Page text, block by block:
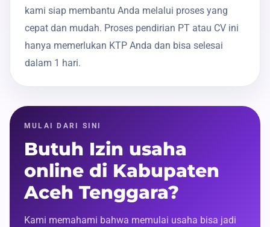
kami siap membantu Anda melalui proses yang
cepat dan mudah. Proses pendirian PT atau CV ini
hanya memerlukan KTP Anda dan bisa selesai
dalam 1 hari.
MULAI DARI SINI
Butuh Izin usaha
online di Kabupaten
Aceh Tenggara?
Kami memahami bahwa memulai usaha bisa jadi